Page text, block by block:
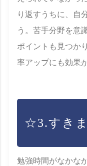
り返すうちに、自
う。苦手分野を意
ポイントも見つか
率アップにも効果
☆3.すき
勉強時間がなかな